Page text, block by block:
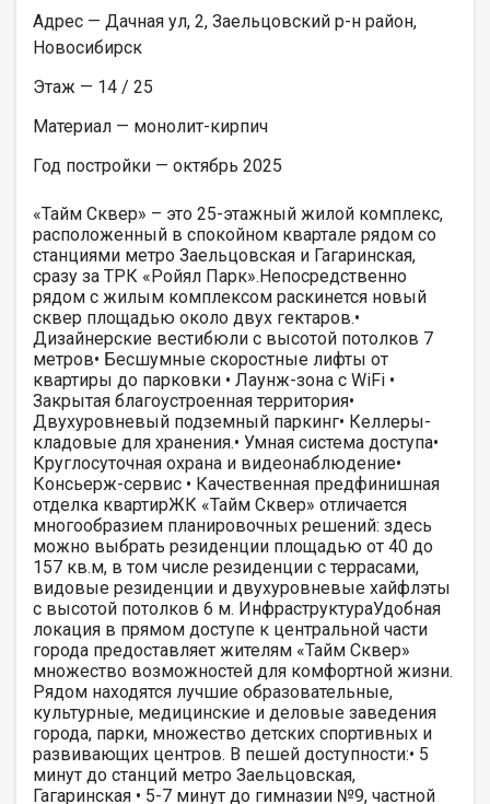
Адрес — Дачная ул, 2, Заельцовский р-н район,
Новосибирск
Этаж — 14 / 25
Материал — монолит-кирпич
Год постройки — октябрь 2025
«Тайм Сквер» – это 25-этажный жилой комплекс,
расположенный в спокойном квартале рядом со
станциями метро Заельцовская и Гагаринская,
сразу за ТРК «Ройял Парк».Непосредственно
рядом с жилым комплексом раскинется новый
сквер площадью около двух гектаров.•
Дизайнерские вестибюли с высотой потолков 7
метров• Бесшумные скоростные лифты от
квартиры до парковки • Лаунж-зона с WiFi •
Закрытая благоустроенная территория•
Двухуровневый подземный паркинг• Келлеры-
кладовые для хранения.• Умная система доступа•
Круглосуточная охрана и видеонаблюдение•
Консьерж-сервис • Качественная предфинишная
отделка квартирЖК «Тайм Сквер» отличается
многообразием планировочных решений: здесь
можно выбрать резиденции площадью от 40 до
157 кв.м, в том числе резиденции с террасами,
видовые резиденции и двухуровневые хайфлэты
с высотой потолков 6 м. ИнфраструктураУдобная
локация в прямом доступе к центральной части
города предоставляет жителям «Тайм Сквер»
множество возможностей для комфортной жизни.
Рядом находятся лучшие образовательные,
культурные, медицинские и деловые заведения
города, парки, множество детских спортивных и
развивающих центров. В пешей доступности:• 5
минут до станций метро Заельцовская,
Гагаринская • 5-7 минут до гимназии №9, частной